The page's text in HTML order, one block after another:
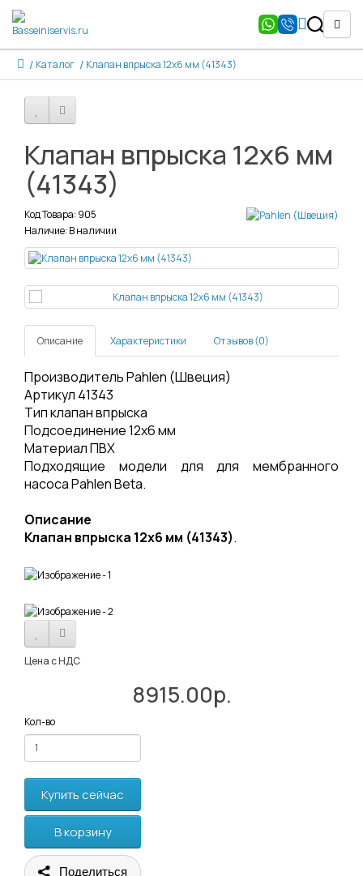
Каталог Клапан впрыска 12х6 мм (41343)
Клапан впрыска 12х6 мм
(41343)
Код Товара: 905
Наличие: В наличии
Описание Характеристики Отзывов (0)
Производитель Pahlen (Швеция)
Артикул 41343
Тип клапан впрыска
Подсоединение 12х6 мм
Материал ПВХ
Подходящие модели для для мембранного
насоса Pahlen Beta.
Описание
Клапан впрыска 12х6 мм (41343).
Цена с НДС
8915.00р.
Кол-во
Купить сейчас
В корзину
Поделиться